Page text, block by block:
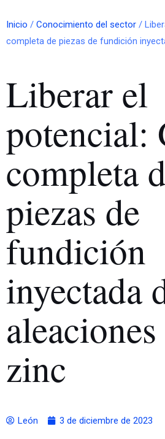
Inicio / Conocimiento del sector /
completa de piezas de fundición
Liberar el
potencial:
completa
piezas de
fundición
inyectada
zinc
León 3 de diciembre de 2023